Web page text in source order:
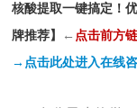
核酸提取一键搞定！
牌推荐】
← 点击前方
→点击此处进入在线